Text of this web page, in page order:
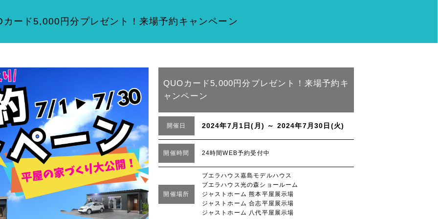
カード5,000円分プレゼント！来場予約キャンペーン
QUOカード5,000円分プレゼント！来場予約キ
ャンペーン
開催日 2024年7月1日(月) ～ 2024年7月30日(火)
開催時間 24時間WEB予約受付中
開催場所
ブエラハウス嘉島モデルハウス
ブエラハウス光の森ショールーム
ジャストホーム 熊本平屋展示場
ジャストホーム 合志平屋展示場
ジャストホーム 八代平屋展示場